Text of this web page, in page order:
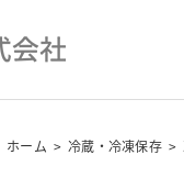
ホーム > 冷蔵・冷凍保存 >